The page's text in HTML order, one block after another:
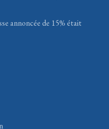
annoncée de 15% était